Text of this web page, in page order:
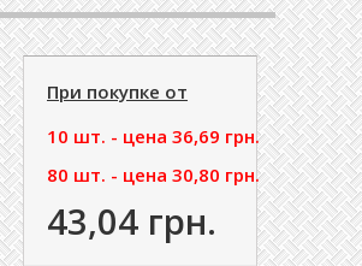
При покупке от
10 шт. - цена 36,69 грн.
80 шт. - цена 30,80 грн.
43,04 грн.